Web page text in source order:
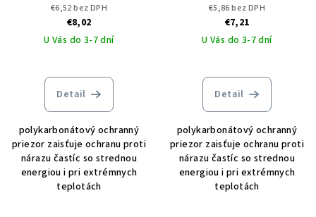
€6,52 bez DPH
€8,02
U Vás do 3-7 dní
Detail
polykarbonátový ochranný
priezor zaisťuje ochranu proti
nárazu častíc so strednou
energiou i pri extrémnych
teplotách
€5,86 bez DPH
€7,21
U Vás do 3-7 dní
Detail
polykarbonátový ochranný
priezor zaisťuje ochranu proti
nárazu častíc so strednou
energiou i pri extrémnych
teplotách